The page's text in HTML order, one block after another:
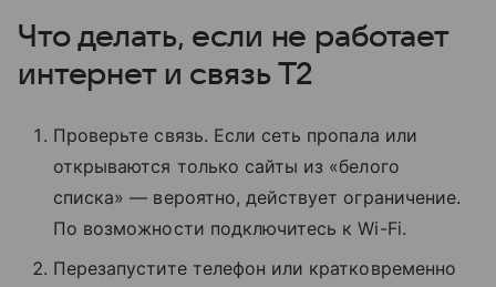
Что делать, если не работает
интернет и связь T2
Проверьте связь. Если сеть пропала или
открываются только сайты из «белого
списка» — вероятно, действует ограничение.
По возможности подключитесь к Wi-Fi.
Перезапустите телефон или кратковременно